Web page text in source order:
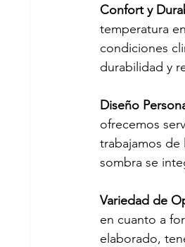
Confort y
temperatura
condiciones
durabilidad y
Diseño
ofrecemos
trabajamos de
sombra se
Variedad de
en cuanto a
elaborado,